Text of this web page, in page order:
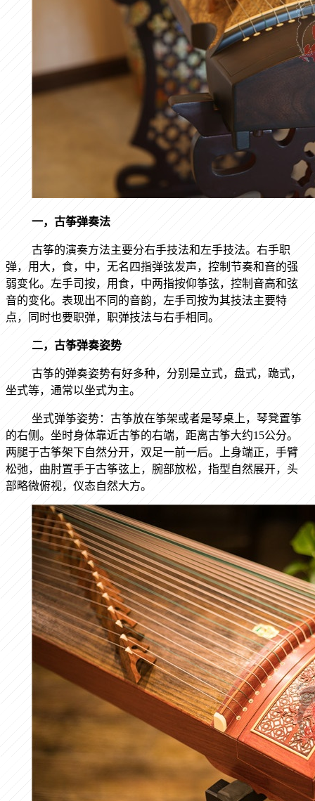
一，古筝弹奏法
古筝的演奏方法主要分右手技法和左手技法。右手职
弹，用大，食，中，无名四指弹弦发声，控制节奏和音的强
弱变化。左手司按，用食，中两指按仰筝弦，控制音高和弦
音的变化。表现出不同的音韵，左手司按为其技法主要特
点，同时也要职弹，职弹技法与右手相同。
二，古筝弹奏姿势
古筝的弹奏姿势有好多种，分别是立式，盘式，跪式，
坐式等，通常以坐式为主。
坐式弹筝姿势：古筝放在筝架或者是琴桌上，琴凳置筝
的右侧。坐时身体靠近古筝的右端，距离古筝大约15公分。
两腿于古筝架下自然分开，双足一前一后。上身端正，手臂
松弛，曲肘置手于古筝弦上，腕部放松，指型自然展开，头
部略微俯视，仪态自然大方。